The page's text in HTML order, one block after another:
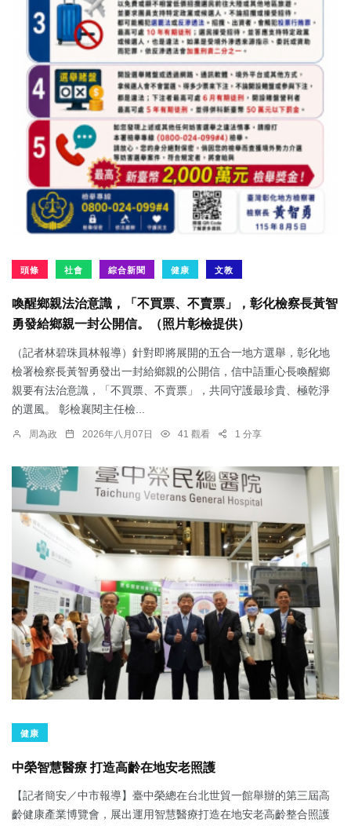
頭條 社會 綜合新聞 健康 文教
喚醒鄉親法治意識，「不買票、不賣票」，彰化檢察長黃智
勇發給鄉親一封公開信。（照片彰檢提供）
（記者林碧珠員林報導）針對即將展開的五合一地方選舉，彰化地
檢署檢察長黃智勇發出一封給鄉親的公開信，信中語重心長喚醒鄉
親要有法治意識，「不買票、不賣票」，共同守護最珍貴、極乾淨
的選風。 彰檢襄閱主任檢...
周為政 2026年八月07日 41 觀看 1 分享
健康
中榮智慧醫療 打造高齡在地安老照護
【記者簡安／中市報導】臺中榮總在台北世貿一館舉辦的第三屆高
齡健康產業博覽會，展出運用智慧醫療打造在地安老高齡整合照護